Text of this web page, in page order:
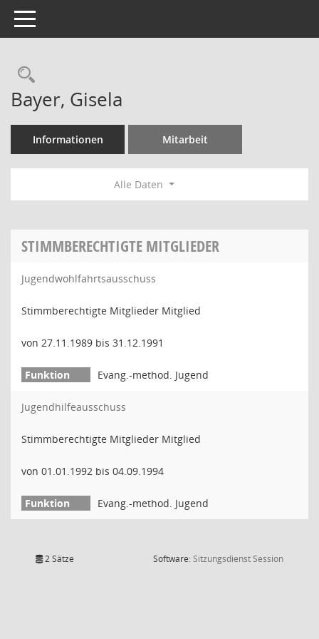
Toggle navigation
Rechercheauswahl
Bayer, Gisela
Informationen Mitarbeit
Alle Daten
STIMMBERECHTIGTE MITGLIEDER
Jugendwohlfahrtsausschuss
Stimmberechtigte Mitglieder Mitglied
von 27.11.1989 bis 31.12.1991
Evang.-method. Jugend
Jugendhilfeausschuss
Stimmberechtigte Mitglieder Mitglied
von 01.01.1992 bis 04.09.1994
Evang.-method. Jugend
2 Sätze Software:SitzungsdienstSession(Wird in